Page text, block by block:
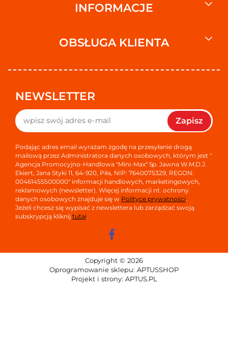
INFORMACJE
OBSŁUGA KLIENTA
NEWSLETTER
Zapisz
Podając adres email wyrażam zgodę na przesyłanie drogą
mailową przez Administratora danych osobowych, którym jest "
Agencja Promocyjno-Handlowa "Mini-Max" Sp. Jawna W.M.D.J.
Ekiert, Jana Styki 11, 64-920, Piła, NIP: 7640075329, REGON:
00461455500000" informacji handlowych, marketingowych,
reklamowych (newsletter). Więcej informacji nt. ochrony
danych osobowych znajduje się w Polityce prywatności.
Jeżeli chcesz się wypisać z newslettera lub zarządzać swoją
subskrypcją kliknijtutaj.
Copyright © 2026
Oprogramowanie sklepu: APTUSSHOP
Projekt i strony: APTUS.PL